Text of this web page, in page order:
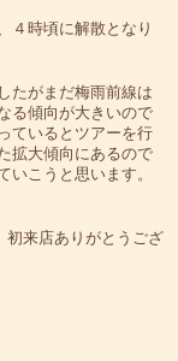
４時頃に解散となり
たがまだ梅雨前線は
る傾向が大きいので
ているとツアーを行
拡大傾向にあるので
いこうと思います。
初来店ありがとうござ